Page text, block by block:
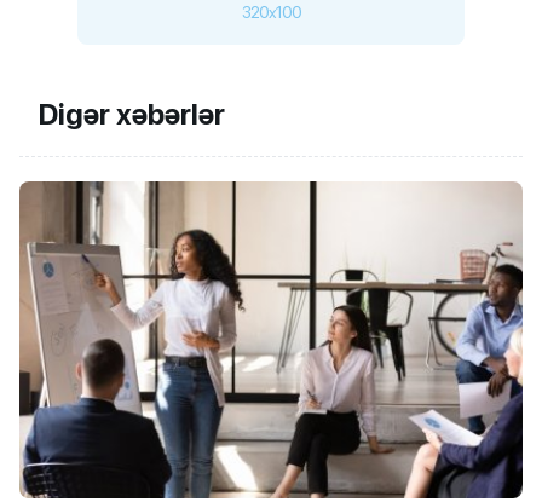
320x100
Digər xəbərlər